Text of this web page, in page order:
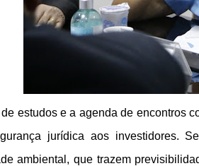
estudos e a agenda de encontros
jurídica aos investidores.
ambiental, que trazem